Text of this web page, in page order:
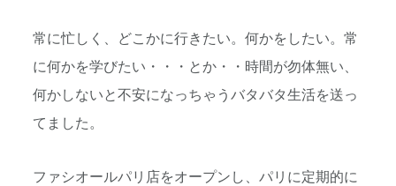
常に忙しく、どこかに行きたい。何かをしたい。常
に何かを学びたい・・・とか・・時間が勿体無い、
何かしないと不安になっちゃうバタバタ生活を送っ
てました。
ファシオールパリ店をオープンし、パリに定期的に